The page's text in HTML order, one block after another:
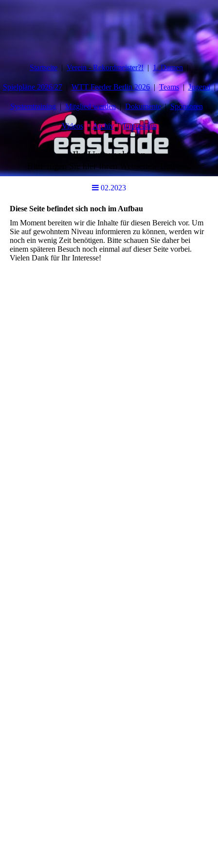
Startseite Verein - Rekordmeister?! 1. Damen
Spielpläne 2026/27 WTT Feeder Berlin 2026 Teams Jugend
Systemtraining Mitglied werden Dokumente Sponsoren
Videos Archiv Impressum
Ihr Unternehmen
Bitte fügen Sie hier Ihren Webseiten-Titel ein.
02.2023
Diese Seite befindet sich noch im Aufbau
Im Moment bereiten wir die Inhalte für diesen Bereich vor. Um
Sie auf gewohntem Niveau informieren zu können, werden wir
noch ein wenig Zeit benötigen. Bitte schauen Sie daher bei
einem späteren Besuch noch einmal auf dieser Seite vorbei.
Vielen Dank für Ihr Interesse!